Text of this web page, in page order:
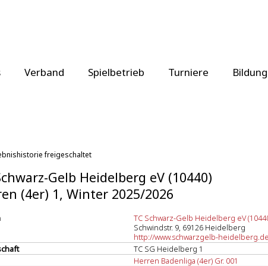
Verband Spielbetrieb Turniere Bildung
freigeschaltet
Gelb Heidelberg eV (10440)
(4er) 1, Winter 2025/2026
TC Schwarz-Gelb Heidelberg eV
Schwindstr. 9, 69126 Heidelberg
http://www.schwarzgelb-heidelberg.de
TC SG Heidelberg 1
Herren Badenliga (4er) Gr. 001